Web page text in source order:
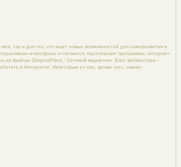
так и для тех, кто ищет новых возможностей для саморазвития в
атмосфера отличается. партнерские программы, интернет-
на файлах (DepositFiles) · Сетевой маркетинг. Блог вебмастера -
в Интернете. Некоторые из нас, кроме того, имеют